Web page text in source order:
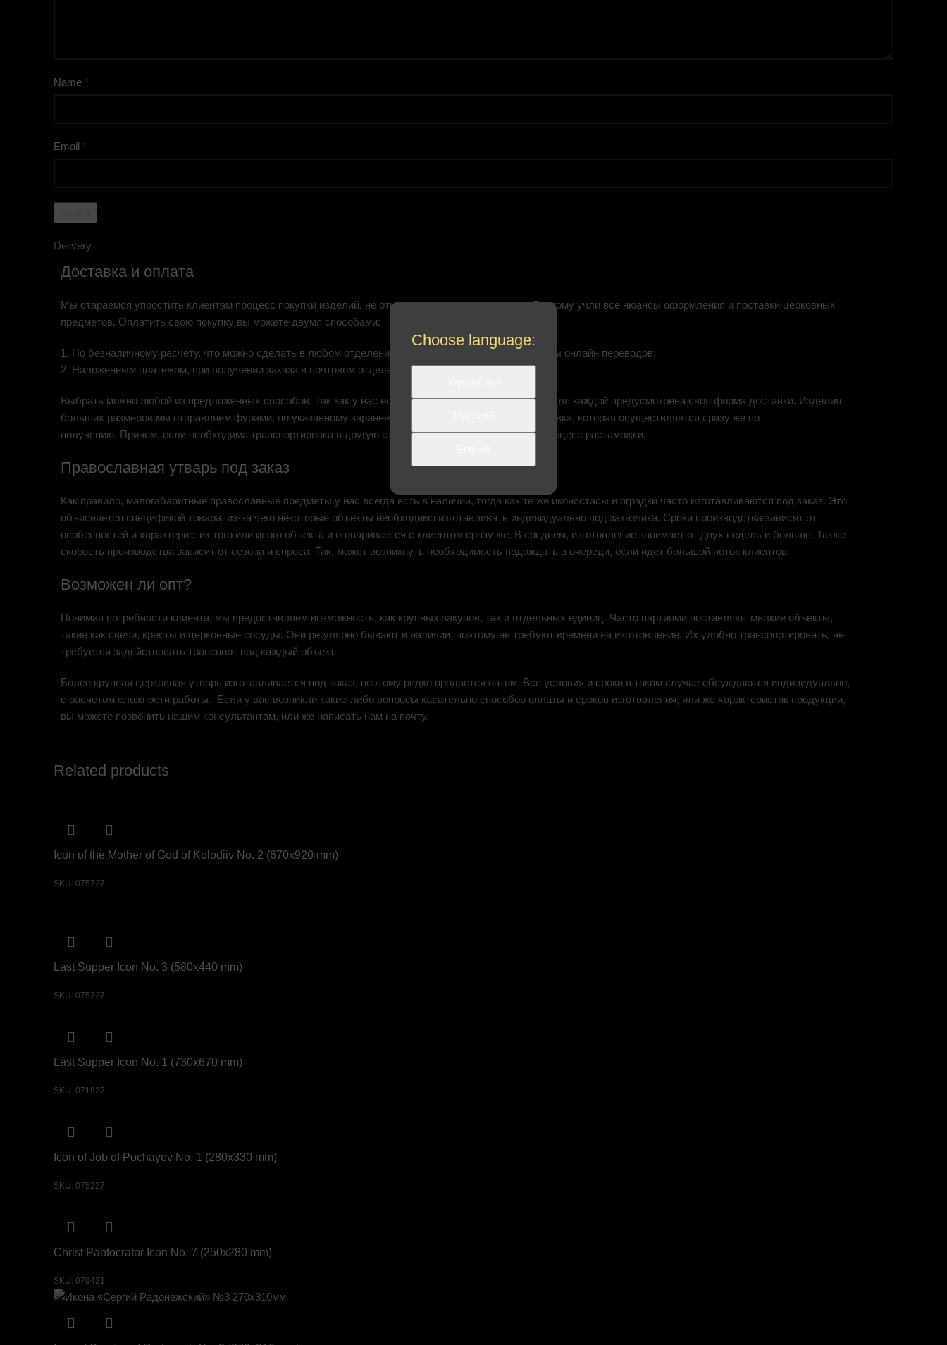
Name *
Email *
Delivery
Доставка и оплата
Мы стараемся упростить клиентам процесс покупки изделий, не отнимая на это много времени. Поэтому учли все нюансы оформления и поставки церковных
предметов. Оплатить свою покупку вы можете двумя способами:
1. По безналичному расчету, что можно сделать в любом отделении банка, либо при помощи системы онлайн переводов;
2. Наложенным платежом, при получении заказа в почтовом отделении.
Выбрать можно любой из предложенных способов. Так как у нас есть продукция разных габаритов, для каждой предусмотрена своя форма доставки. Изделия
больших размеров мы отправляем фурами, по указанному заранее адресу. Плюс, возможна и установка, которая осуществляется сразу же по
получению. Причем, если необходима транспортировка в другую страну, мы готовы взять на себя процесс растаможки.
Православная утварь под заказ
Как правило, малогабаритные православные предметы у нас всегда есть в наличии, тогда как те же иконостасы и оградки часто изготавливаются под заказ. Это
объясняется спецификой товара, из-за чего некоторые объекты необходимо изготавливать индивидуально под заказчика. Сроки производства зависят от
особенностей и характеристик того или иного объекта и оговаривается с клиентом сразу же. В среднем, изготовление занимает от двух недель и больше. Также
скорость производства зависит от сезона и спроса. Так, может возникнуть необходимость подождать в очереди, если идет большой поток клиентов.
Возможен ли опт?
Понимая потребности клиента, мы предоставляем возможность, как крупных закупов, так и отдельных единиц. Часто партиями поставляют мелкие объекты,
такие как свечи, кресты и церковные сосуды. Они регулярно бывают в наличии, поэтому не требуют времени на изготовление. Их удобно транспортировать, не
требуется задействовать транспорт под каждый объект.
Более крупная церковная утварь изготавливается под заказ, поэтому редко продается оптом. Все условия и сроки в таком случае обсуждаются индивидуально,
с расчетом сложности работы. Если у вас возникли какие-либо вопросы касательно способов оплаты и сроков изготовления, или же характеристик продукции,
вы можете позвонить нашим консультантам, или же написать нам на почту.
Related products
Icon of the Mother of God of Kolodiiv No. 2 (670х920 mm)
SKU: 075727
Last Supper Icon No. 3 (580х440 mm)
SKU: 075327
Last Supper Icon No. 1 (730х670 mm)
SKU: 071927
Icon of Job of Pochayev No. 1 (280х330 mm)
SKU: 075227
Christ Pantocrator Icon No. 7 (250х280 mm)
SKU: 079421
Choose language: